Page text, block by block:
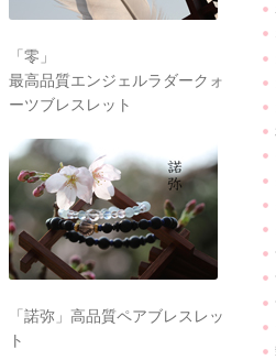
「零」
最高品質エンジェルラダークォ
ーツブレスレット
「諾弥」高品質ペアブレスレッ
ト